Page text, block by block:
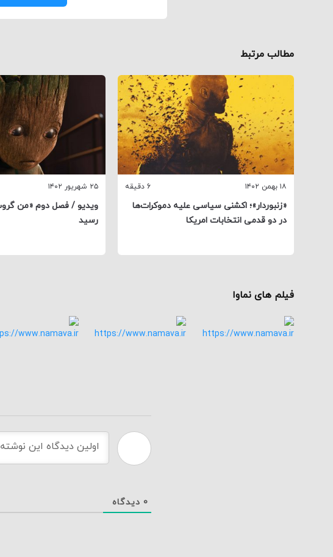
مطالب مرتبط
۱۸ بهمن ۱۴۰۲ 6 دقیقه
«زنبوردار»؛ اکشنی سیاسی علیه دموکرات‌ها
در دو قدمی انتخابات امریکا
۲۵ شهریور ۱۴۰۲
ویدیو / فصل دوم «من
رسید
فیلم های نماوا
0 دیدگاه